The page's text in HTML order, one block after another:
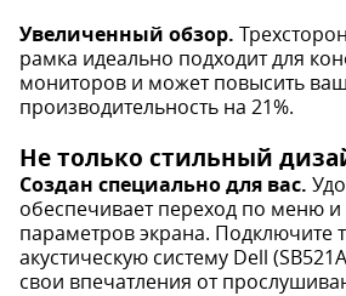
Увеличенный обзор.
рамка идеально подходит для
мониторов и может повысить
производительность на 21%.
Не только стильный
Создан специально для вас.
обеспечивает переход по меню и
параметров экрана. Подключите
акустическую систему Dell
свои впечатления от